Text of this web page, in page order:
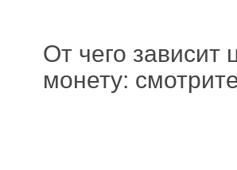
От чего зависит
монету: